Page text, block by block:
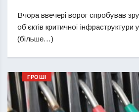
Вчора ввечері ворог спробував
об’єктів критичної інфраструктури
(більше…)
ГРОШІ